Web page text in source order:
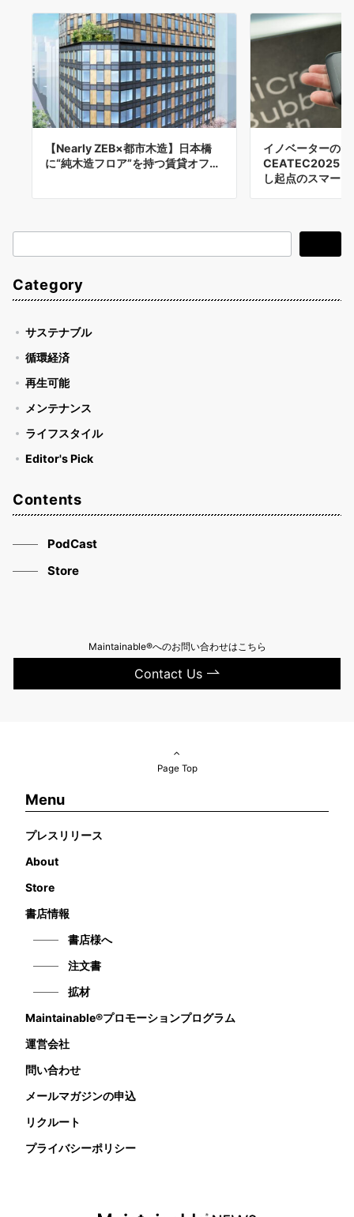
【Nearly ZEB×都市木造】日本橋
に“純木造フロア”を持つ賃貸オフ…
イノベーターの
CEATEC2025【
し起点のスマー…
索
Category
サステナブル
循環経済
再生可能
メンテナンス
ライフスタイル
Editor's Pick
Contents
PodCast
Store
Maintainable®へのお問い合わせはこちら
Contact Us
Page Top
Menu
プレスリリース
About
Store
書店情報
書店様へ
注文書
拡材
Maintainable®プロモーションプログラム
運営会社
問い合わせ
メールマガジンの申込
リクルート
プライバシーポリシー